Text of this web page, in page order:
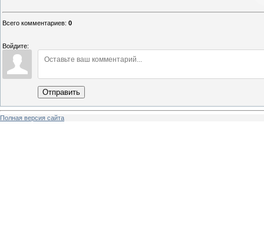
Всего комментариев: 0
Войдите:
Отправить
Полная версия сайта